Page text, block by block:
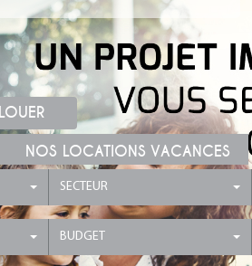
LOUER
NOS LOCATIONS VACANCES
SECTEUR
BUDGET